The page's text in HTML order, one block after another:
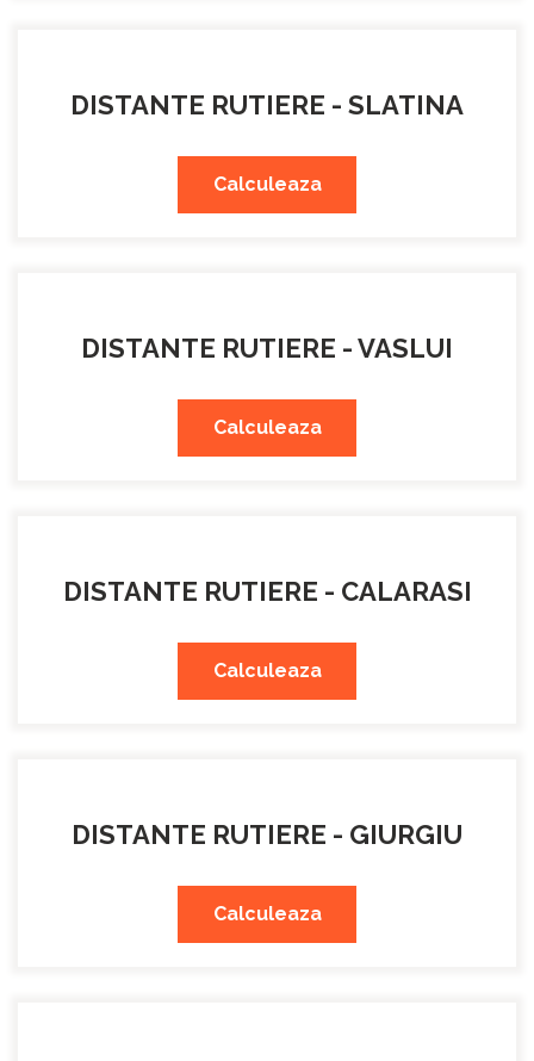
DISTANTE RUTIERE - SLATINA
Calculeaza
DISTANTE RUTIERE - VASLUI
Calculeaza
DISTANTE RUTIERE - CALARASI
Calculeaza
DISTANTE RUTIERE - GIURGIU
Calculeaza